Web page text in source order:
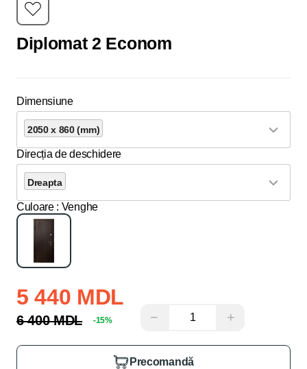
Diplomat 2 Econom
Dimensiune
2050 x 860 (mm)
Direcția de deschidere
Dreapta
Culoare : Venghe
5 440 MDL
6 400 MDL -15% − +
Precomandă